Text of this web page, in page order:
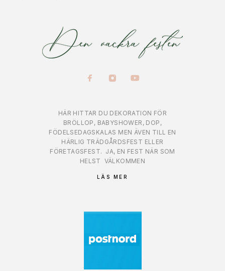
HÄR HITTAR DU DEKORATION FÖR
BRÖLLOP, BABYSHOWER, DOP,
FÖDELSEDAGSKALAS MEN ÄVEN TILL EN
HÄRLIG TRÄDGÅRDSFEST ELLER
FÖRETAGSFEST. JA, EN FEST NÄR SOM
HELST VÄLKOMMEN
LÄS MER